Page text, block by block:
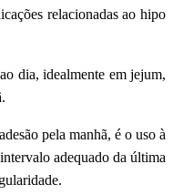
relacionadas ao hipo
dia, idealmente em jejum,
pela manhã, é o uso à
adequado da última